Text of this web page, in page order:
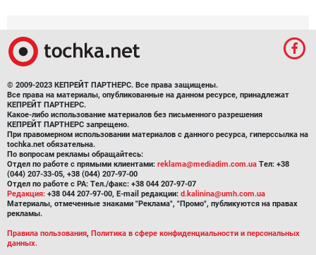
© 2009-2023 КЕПРЕЙТ ПАРТНЕРС. Все права защищены.
Все права на материалы, опубликованные на данном ресурсе, принадлежат
КЕПРЕЙТ ПАРТНЕРС.
Какое-либо использование материалов без письменного разрешения
КЕПРЕЙТ ПАРТНЕРС запрещено.
При правомерном использовании материалов с данного ресурса, гиперссылка на
tochka.net обязательна.
По вопросам рекламы обращайтесь:
Отдел по работе с прямыми клиентами: reklama@mediadim.com.ua Тел: +38
(044) 207-33-05, +38 (044) 207-97-00
Отдел по работе с РА: Тел./факс: +38 044 207-97-07
Редакция: +38 044 207-97-00, E-mail редакции: d.kalinina@umh.com.ua
Материалы, отмеченные знаками "Реклама", "Промо", публикуются на правах
рекламы.
Правила пользования, Политика в сфере конфиденциальности и персональных
данных.